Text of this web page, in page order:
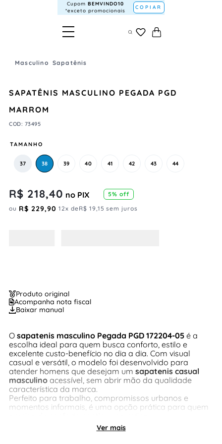
Cupom BEMVINDO10
*exceto promocionais
COPIAR
Masculino Sapatênis
SAPATÊNIS MASCULINO PEGADA PGD
MARROM
COD: 73495
TAMANHO
37 38 39 40 41 42 43 44
R$ 218,40 no PIX 5% off
ou R$ 229,90 12x deR$ 19,15 sem juros
Produto original
Acompanha nota fiscal
Baixar manual
O sapatenis masculino Pegada PGD 172204-05 é a
escolha ideal para quem busca conforto, estilo e
excelente custo-benefício no dia a dia. Com visual
casual e versátil, o modelo foi desenvolvido para
atender homens que desejam um sapatenis casual
masculino acessível, sem abrir mão da qualidade
característica da marca.
Perfeito para trabalho, compromissos urbanos e
momentos informais, é uma opção prática para quem
Ver mais